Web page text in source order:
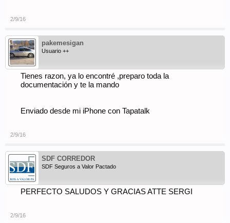
2/9/16
pakemesigan
Usuario ++
Tienes razon, ya lo encontré ,preparo toda la
documentación y te la mando
Enviado desde mi iPhone con Tapatalk
2/9/16
SDF CORREDOR
SDF Seguros a Valor Pactado
PERFECTO SALUDOS Y GRACIAS ATTE SERGI
2/9/16